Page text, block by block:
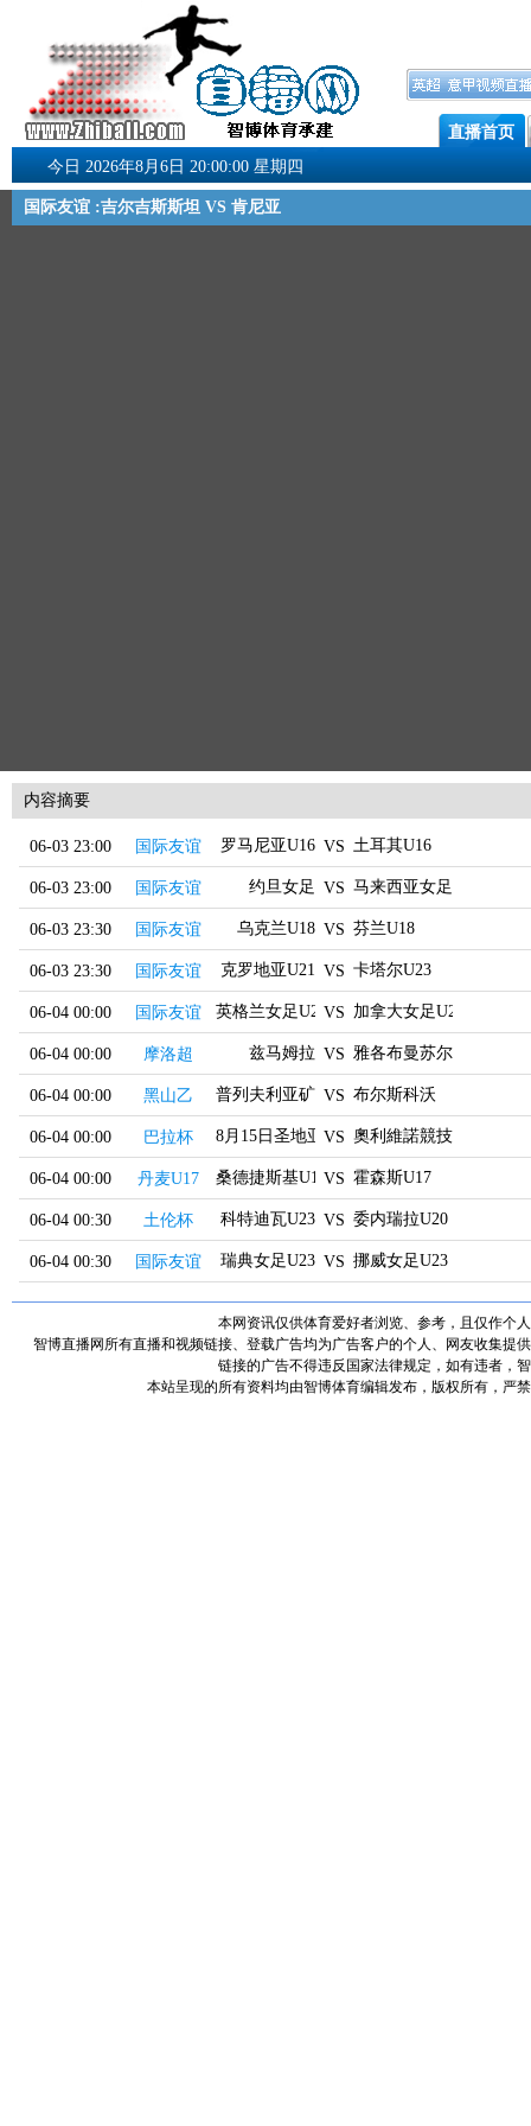
直播首页
今日 2026年8月6日 20:00:00 星期四
国际友谊 :吉尔吉斯斯坦 VS 肯尼亚
内容摘要
06-03 23:00 国际友谊 罗马尼亚U16 VS 土耳其U16
06-03 23:00 国际友谊 约旦女足 VS 马来西亚女足
06-03 23:30 国际友谊 乌克兰U18 VS 芬兰U18
06-03 23:30 国际友谊 克罗地亚U21 VS 卡塔尔U23
06-04 00:00 国际友谊 英格兰女足U20VS 加拿大女足U20
06-04 00:00 摩洛超 兹马姆拉 VS 雅各布曼苏尔
06-04 00:00 黑山乙 普列夫利亚矿工VS 布尔斯科沃
06-04 00:00 巴拉杯 8月15日圣地亚哥
VS 奧利維諾競技
06-04 00:00 丹麦U17 桑德捷斯基U17VS 霍森斯U17
06-04 00:30 土伦杯 科特迪瓦U23 VS 委内瑞拉U20
06-04 00:30 国际友谊 瑞典女足U23 VS 挪威女足U23
本网资讯仅供体育爱好者浏览、参考，且仅作个
智博直播网所有直播和视频链接、登载广告均为广告客户的个人、网友收集提
链接的广告不得违反国家法律规定，如有违者，
本站呈现的所有资料均由智博体育编辑发布，版权所有，严